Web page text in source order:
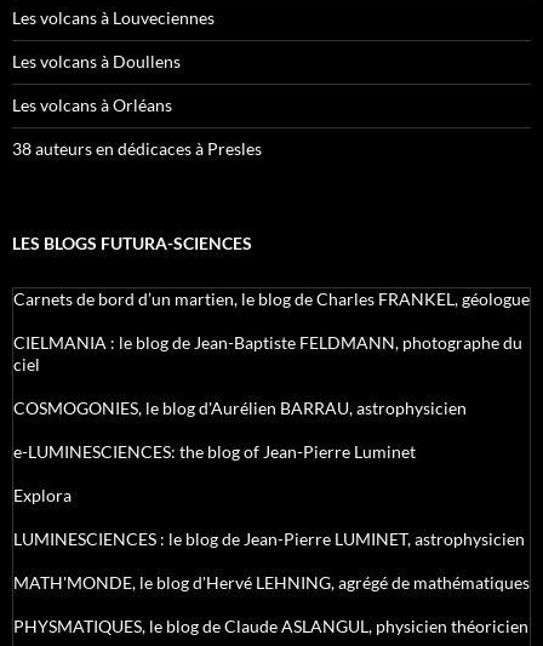
Les volcans à Louveciennes
Les volcans à Doullens
Les volcans à Orléans
38 auteurs en dédicaces à Presles
LES BLOGS FUTURA-SCIENCES
Carnets de bord d’un martien, le blog de Charles FRANKEL, géologue
CIELMANIA : le blog de Jean-Baptiste FELDMANN, photographe du
ciel
COSMOGONIES, le blog d'Aurélien BARRAU, astrophysicien
e-LUMINESCIENCES: the blog of Jean-Pierre Luminet
Explora
LUMINESCIENCES : le blog de Jean-Pierre LUMINET, astrophysicien
MATH'MONDE, le blog d'Hervé LEHNING, agrégé de mathématiques
PHYSMATIQUES, le blog de Claude ASLANGUL, physicien théoricien